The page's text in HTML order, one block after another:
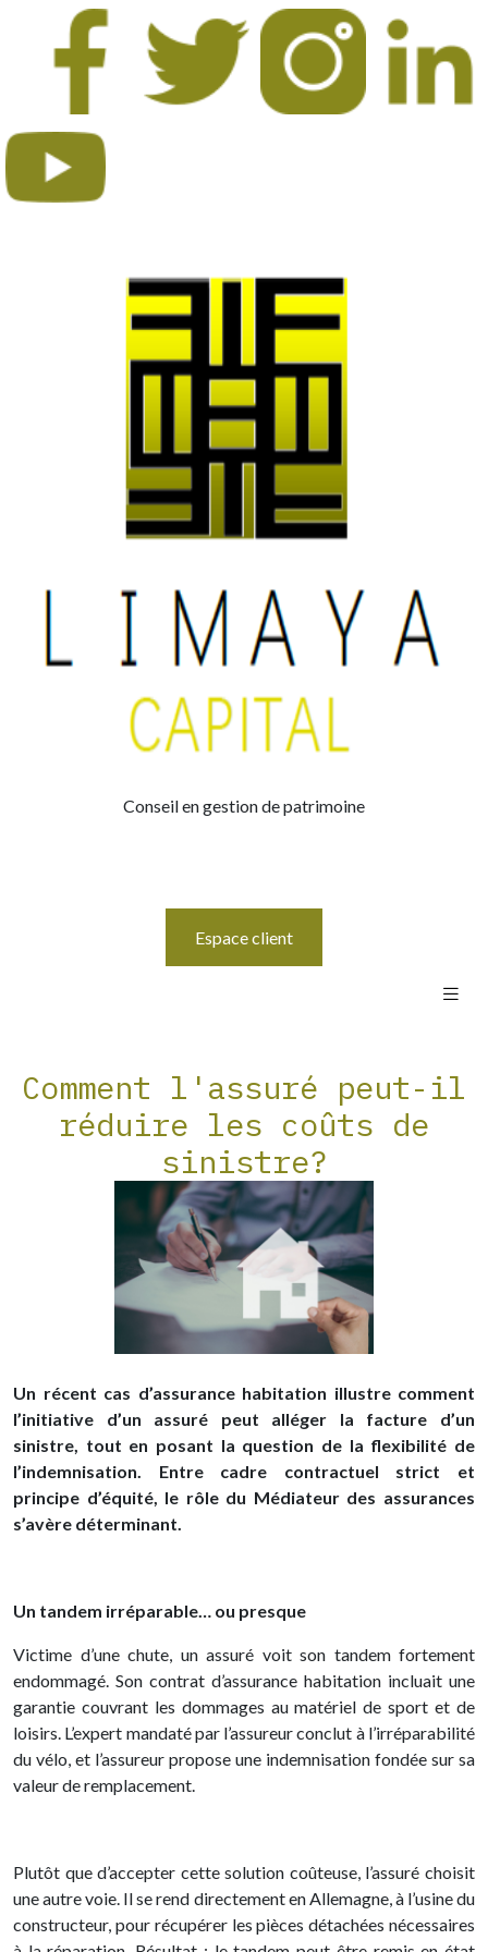
Conseil en gestion de patrimoine
Espace client
Comment l'assuré peut-il
réduire les coûts de
sinistre?
Un récent cas d’assurance habitation illustre comment
l’initiative d’un assuré peut alléger la facture d’un
sinistre, tout en posant la question de la flexibilité de
l’indemnisation. Entre cadre contractuel strict et
principe d’équité, le rôle du Médiateur des assurances
s’avère déterminant.
Un tandem irréparable… ou presque
Victime d’une chute, un assuré voit son tandem fortement
endommagé. Son contrat d’assurance habitation incluait une
garantie couvrant les dommages au matériel de sport et de
loisirs. L’expert mandaté par l’assureur conclut à l’irréparabilité
du vélo, et l’assureur propose une indemnisation fondée sur sa
valeur de remplacement.
Plutôt que d’accepter cette solution coûteuse, l’assuré choisit
une autre voie. Il se rend directement en Allemagne, à l’usine du
constructeur, pour récupérer les pièces détachées nécessaires